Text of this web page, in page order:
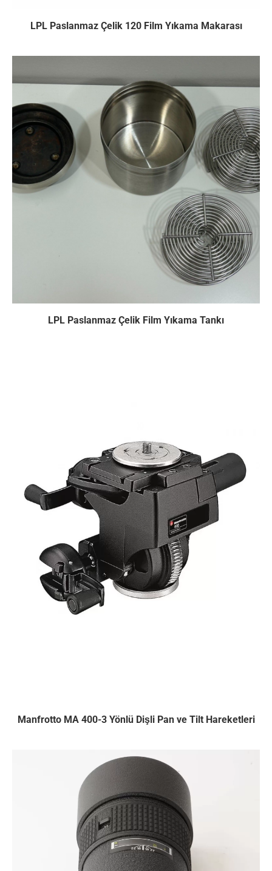
LPL Paslanmaz Çelik 120 Film Yıkama Makarası
LPL Paslanmaz Çelik Film Yıkama Tankı
Manfrotto MA 400-3 Yönlü Dişli Pan ve Tilt Hareketleri